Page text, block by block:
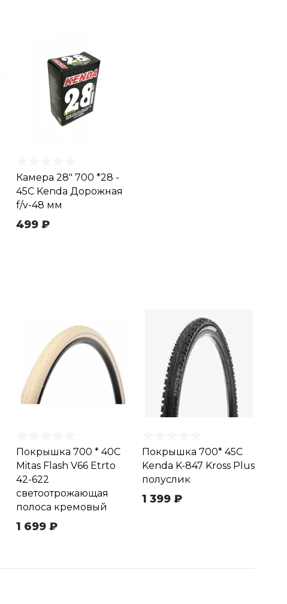
Камера 28" 700 *28 -
45C Kenda Дорожная
f/v-48 мм
499 ₽
Покрышка 700 * 40C
Mitas Flash V66 Etrto
42-622
светоотрожающая
полоса кремовый
1 699 ₽
Покрышка 700* 45C
Kenda K-847 Kross Plus
полуслик
1 399 ₽